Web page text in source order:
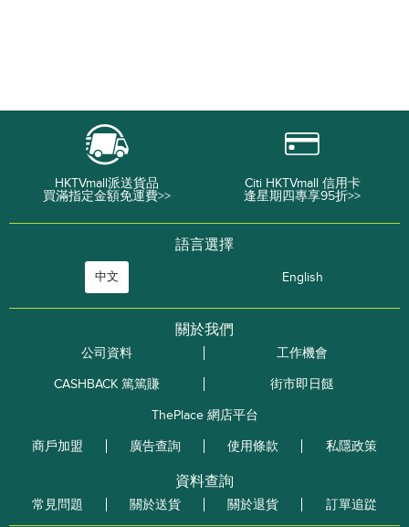
HKTVmall派送貨品
買滿指定金額免運費>>
Citi HKTVmall 信用卡
逢星期四專享95折>>
語言選擇
中文 English
關於我們
公司資料
工作機會
CASHBACK 篤篤賺
街市即日餸
ThePlace 網店平台
商戶加盟
廣告查詢 使用條款 私隱政策
資料查詢
常見問題 關於送貨 關於退貨 訂單追踨